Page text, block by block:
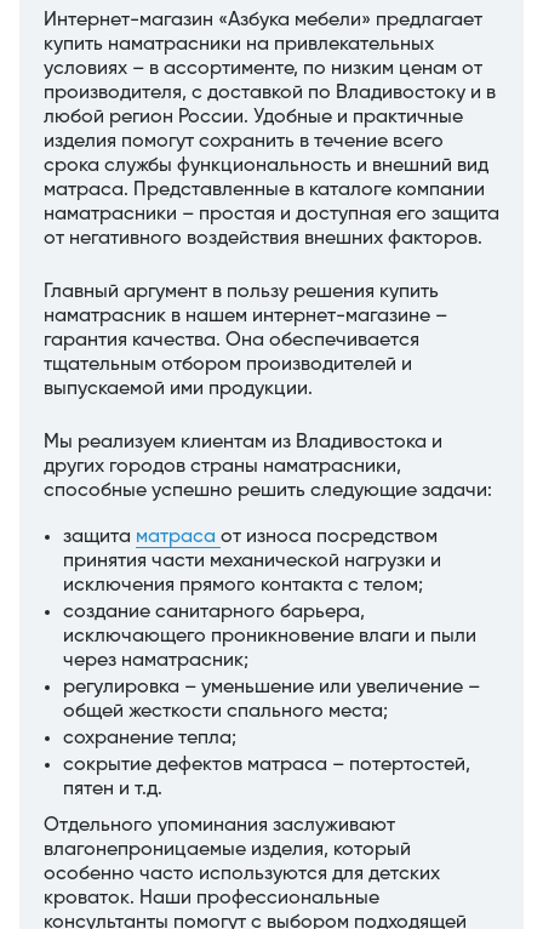
Интернет-магазин «Азбука мебели» предлагает
купить наматрасники на привлекательных
условиях – в ассортименте, по низким ценам от
производителя, с доставкой по Владивостоку и в
любой регион России. Удобные и практичные
изделия помогут сохранить в течение всего
срока службы функциональность и внешний вид
матраса. Представленные в каталоге компании
наматрасники – простая и доступная его защита
от негативного воздействия внешних факторов.
Главный аргумент в пользу решения купить
наматрасник в нашем интернет-магазине –
гарантия качества. Она обеспечивается
тщательным отбором производителей и
выпускаемой ими продукции.
Мы реализуем клиентам из Владивостока и
других городов страны наматрасники,
способные успешно решить следующие задачи:
защита матраса от износа посредством
принятия части механической нагрузки и
исключения прямого контакта с телом;
создание санитарного барьера,
исключающего проникновение влаги и пыли
через наматрасник;
регулировка – уменьшение или увеличение –
общей жесткости спального места;
сохранение тепла;
сокрытие дефектов матраса – потертостей,
пятен и т.д.
Отдельного упоминания заслуживают
влагонепроницаемые изделия, который
особенно часто используются для детских
кроваток. Наши профессиональные
консультанты помогут с выбором подходящей